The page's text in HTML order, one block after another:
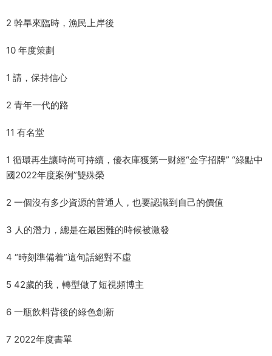
2 幹旱來臨時，漁民上岸後
10 年度策劃
1 請，保持信心
2 青年一代的路
11 有名堂
1 循環再生讓時尚可持續，優衣庫獲第一财經“金字招牌” “綠點中
國2022年度案例”雙殊榮
2 一個沒有多少資源的普通人，也要認識到自己的價值
3 人的潛力，總是在最困難的時候被激發
4 “時刻準備着”這句話絕對不虛
5 42歲的我，轉型做了短視頻博主
6 一瓶飲料背後的綠色創新
7 2022年度書單